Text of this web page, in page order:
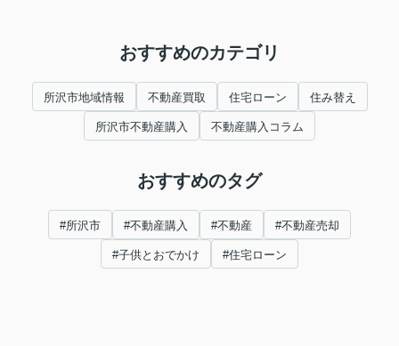
おすすめのカテゴリ
所沢市地域情報 不動産買取 住宅ローン 住み替え
所沢市不動産購入 不動産購入コラム
おすすめのタグ
#所沢市 #不動産購入 #不動産 #不動産売却
#子供とおでかけ #住宅ローン